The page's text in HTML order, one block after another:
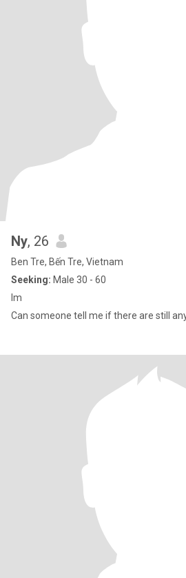
Ny, 26
Ben Tre, Bến Tre, Vietnam
Seeking: Male 30 - 60
Im
Can someone tell me if there are still